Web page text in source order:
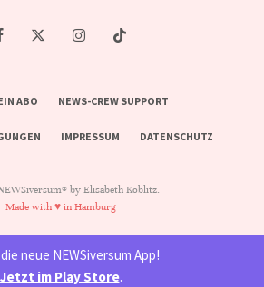
ABO NEWS-CREW SUPPORT
IMPRESSUM DATENSCHUTZ
by Elisabeth Koblitz.
Made with ♥ in Hamburg
neue NEWSiversum App!
Jetzt im Play Store.